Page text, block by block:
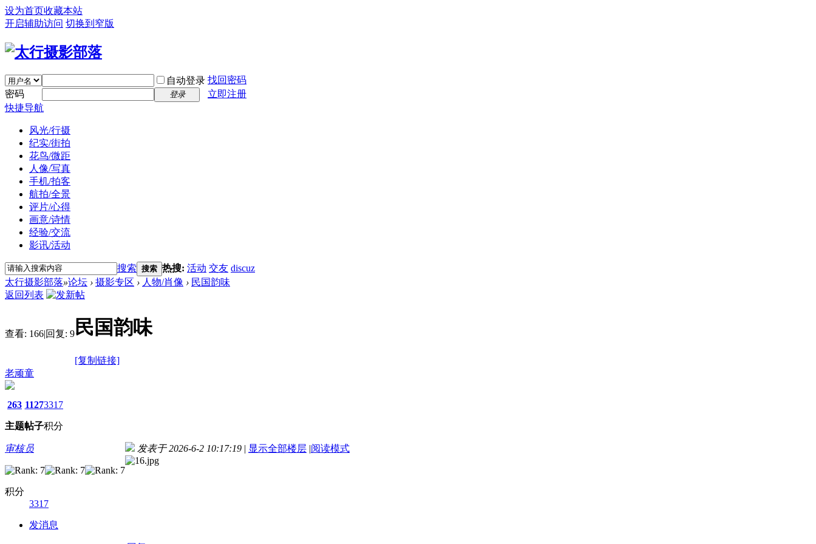
设为首页收藏本站
开启辅助访问 切换到窄版
自动登录 找回密码
密码
登录
立即注册
快捷导航
风光/行摄
纪实/街拍
花鸟/微距
人像/写真
手机/拍客
航拍/全景
评片/心得
画意/诗情
经验/交流
影讯/活动
搜索 搜索 热搜: 活动 交友 discuz
太行摄影部落»论坛 › 摄影专区 › 人物/肖像 › 民国韵味
返回列表
查看: 166|回复: 9民国韵味
[复制链接]
老顽童
263
主题
1127
帖子
3317
积分
审核员
积分
3317
发消息
发表于 2026-6-2 10:17:19 | 显示全部楼层 |阅读模式